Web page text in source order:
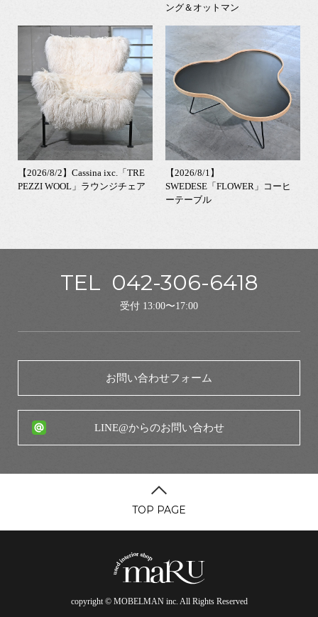
ング＆オットマン
【2026/8/2】Cassina ixc.「TRE
PEZZI WOOL」ラウンジチェア
【2026/8/1】
SWEDESE「FLOWER」コーヒ
ーテーブル
TEL 042-306-6418
受付 13:00〜17:00
お問い合わせフォーム
LINE@からのお問い合わせ
TOP PAGE
copyright © MOBELMAN inc. All Rights Reserved